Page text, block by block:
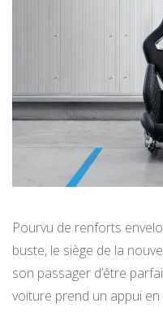
Pourvu de renforts
buste, le siège de la
son passager d’être
voiture prend un appui en